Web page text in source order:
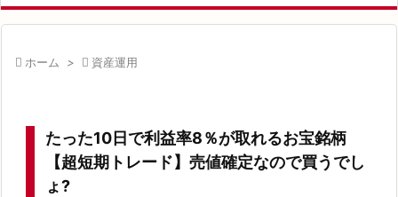

 ホーム >  資産運用
たった10日で利益率8％が取れるお宝銘柄
【超短期トレード】売値確定なので買うでし
ょ?